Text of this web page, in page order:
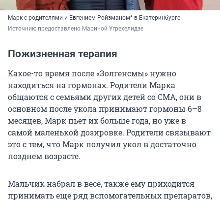
Марк с родителями и Евгением Ройзманом* в Екатеринбурге
Источник: предоставлено Мариной Угрехелидзе
Пожизненная терапия
Какое-то время после «Золгенсмы» нужно
находиться на гормонах. Родители Марка
общаются с семьями других детей со СМА, они в
основном после укола принимают гормоны 6–8
месяцев, Марк пьет их больше года, но уже в
самой маленькой дозировке. Родители связывают
это с тем, что Марк получил укол в достаточно
позднем возрасте.
Мальчик набрал в весе, также ему приходится
принимать еще ряд вспомогательных препаратов,